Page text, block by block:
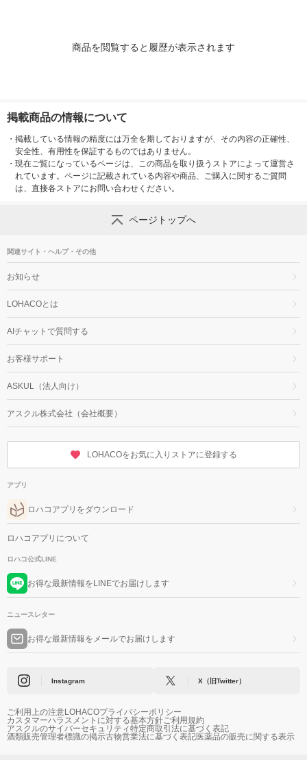
商品を閲覧すると履歴が表示されます
掲載商品の情報について
・ 掲載している情報の精度には万全を期しておりますが、その内容の正確性、
安全性、有用性を保証するものではありません。
・ 現在ご覧になっているページは、この商品を取り扱うストアによって運営さ
れています。ページに記載されている内容や商品、ご購入に関するご質問
は、直接各ストアにお問い合わせください。
ページトップへ
関連サイト・ヘルプ・その他
お知らせ
LOHACOとは
AIチャットで質問する
お客様サポート
ASKUL（法人向け）
アスクル株式会社（会社概要）
LOHACOをお気に入りストアに登録する
アプリ
ロハコアプリをダウンロード
ロハコアプリについて
ロハコ公式LINE
お得な最新情報をLINEでお届けします
ニュースレター
お得な最新情報をメールでお届けします
Instagram X（旧Twitter）
ご利用上の注意LOHACOプライバシーポリシー
カスタマーハラスメントに対する基本方針ご利用規約
アスクルのサイバーセキュリティ特定商取引法に基づく表記
酒類販売管理者標識の掲示古物営業法に基づく表記医薬品の販売に関する表示